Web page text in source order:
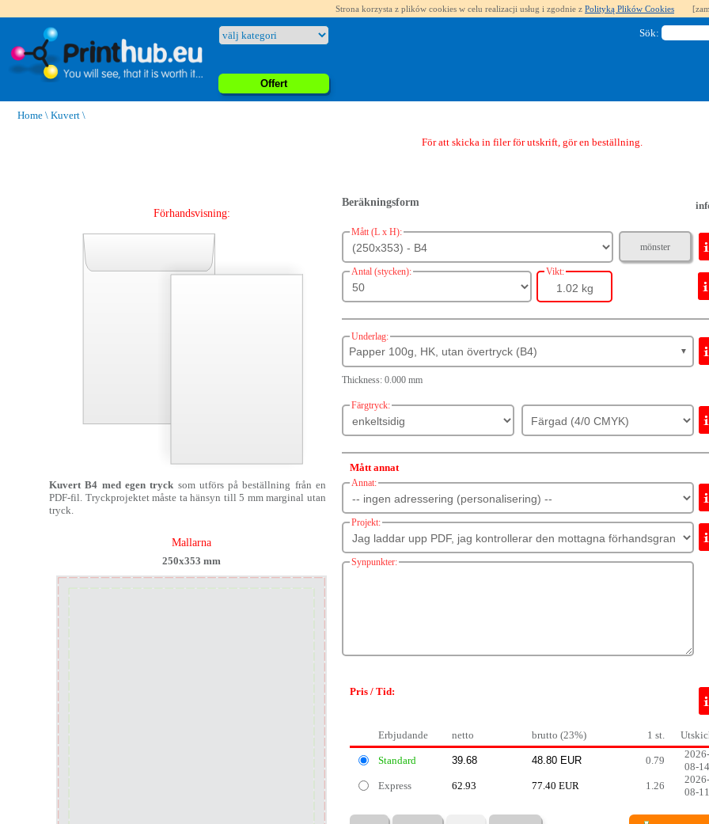
Strona korzysta z plików cookies w celu realizacji usług i zgodnie z Polityką Plików Cookies
Offert
Sök:
Home \ Kuvert \
För att skicka in filer för utskrift, gör en beställning.
Förhandsvisning:
Kuvert B4 med egen tryck som utförs på beställning från en
PDF-fil. Tryckprojektet måste ta hänsyn till 5 mm marginal utan
tryck.
Mallarna
250x353 mm
Beräkningsform
Mått (L x H):
mönster
Antal (stycken): Vikt:
1.02 kg
Underlag:
Papper 100g, HK, utan övertryck (B4) ▼
Thickness: 0.000 mm
Färgtryck:
Mått annat
Annat:
Projekt:
Synpunkter:
Pris / Tid:
Erbjudande netto brutto (23%) 1 st.
Standard 0.79
2026-
08-14
Express
62.93 77.40 EUR 1.26
2026-
08-11